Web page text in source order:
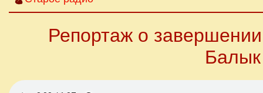
Репортаж о